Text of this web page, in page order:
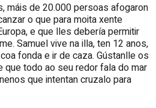
máis de 20.000 persoas afogaron
o que para moita xente
e que lles debería permitir
Samuel vive na illa, ten 12 anos,
fonda e ir de caza. Gústanlle os
que todo ao seu redor fala do mar
que intentan cruzalo para